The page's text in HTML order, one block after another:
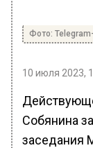
Фото:
10 июля 2023,
Собянина
заседания